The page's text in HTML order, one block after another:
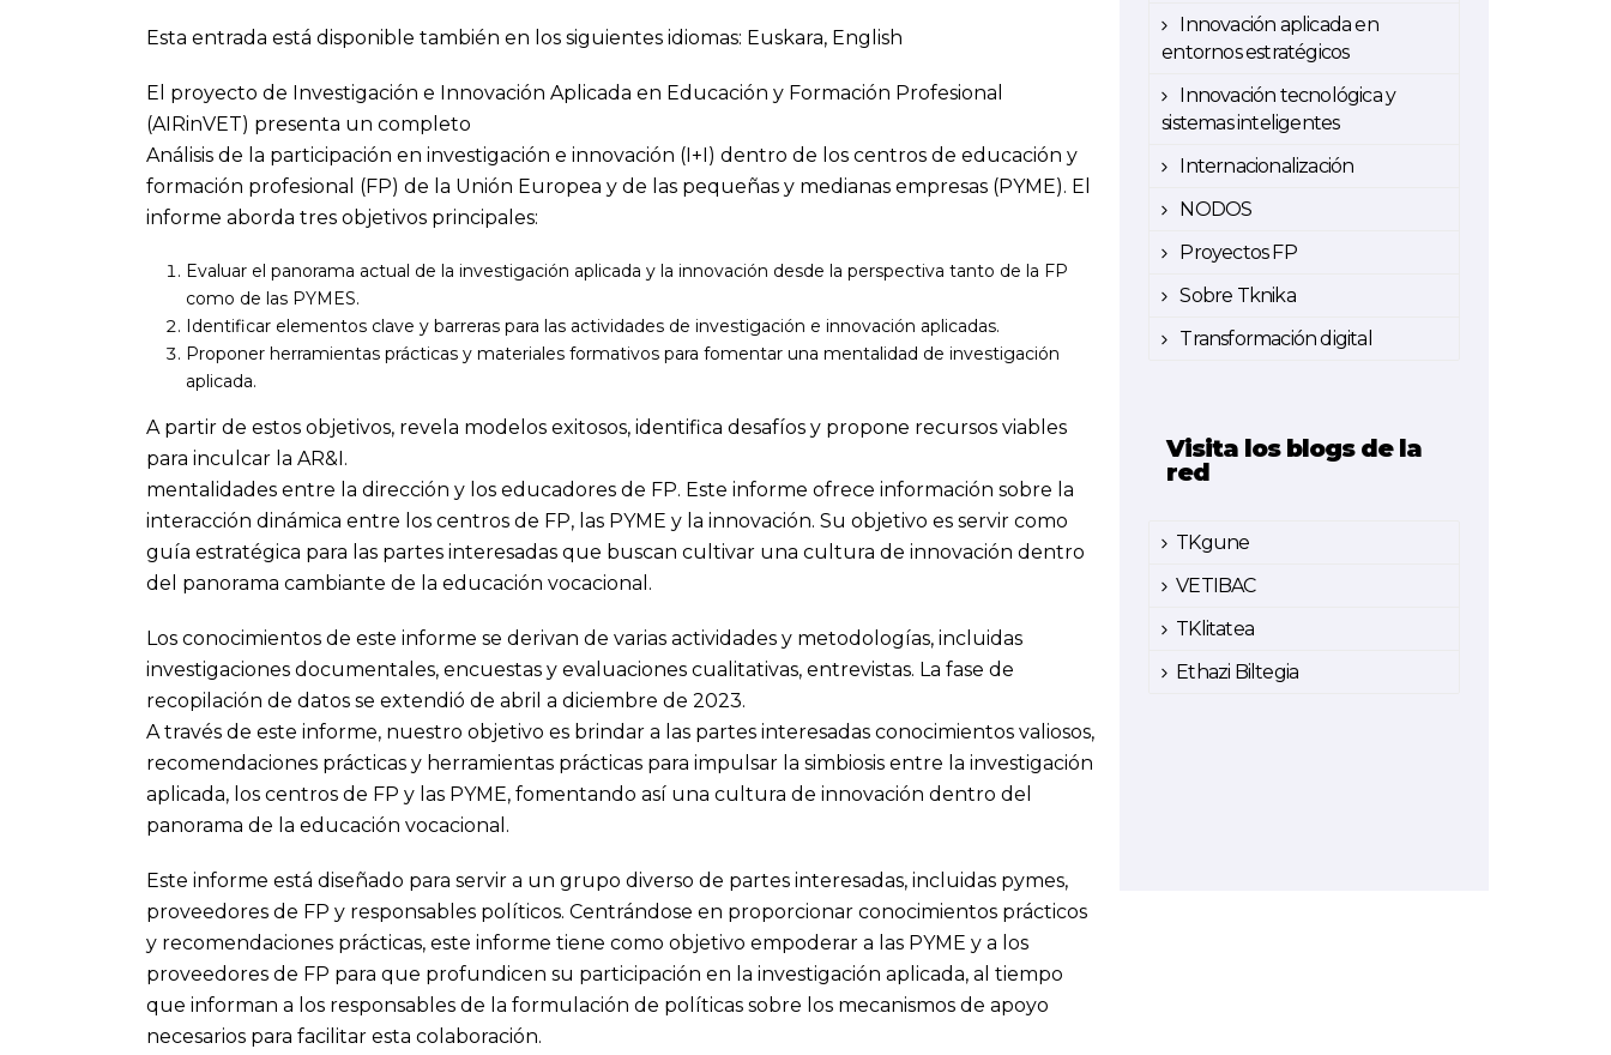
Esta entrada está disponible también en los siguientes idiomas: Euskara, English
El proyecto de Investigación e Innovación Aplicada en Educación y Formación Profesional
(AIRinVET) presenta un completo
Análisis de la participación en investigación e innovación (I+I) dentro de los centros de educación y
formación profesional (FP) de la Unión Europea y de las pequeñas y medianas empresas (PYME). El
informe aborda tres objetivos principales:
Evaluar el panorama actual de la investigación aplicada y la innovación desde la perspectiva tanto de la FP
como de las PYMES.
Identificar elementos clave y barreras para las actividades de investigación e innovación aplicadas.
Proponer herramientas prácticas y materiales formativos para fomentar una mentalidad de investigación
aplicada.
A partir de estos objetivos, revela modelos exitosos, identifica desafíos y propone recursos viables
para inculcar la AR&I.
mentalidades entre la dirección y los educadores de FP. Este informe ofrece información sobre la
interacción dinámica entre los centros de FP, las PYME y la innovación. Su objetivo es servir como
guía estratégica para las partes interesadas que buscan cultivar una cultura de innovación dentro
del panorama cambiante de la educación vocacional.
Los conocimientos de este informe se derivan de varias actividades y metodologías, incluidas
investigaciones documentales, encuestas y evaluaciones cualitativas, entrevistas. La fase de
recopilación de datos se extendió de abril a diciembre de 2023.
A través de este informe, nuestro objetivo es brindar a las partes interesadas conocimientos valiosos,
recomendaciones prácticas y herramientas prácticas para impulsar la simbiosis entre la investigación
aplicada, los centros de FP y las PYME, fomentando así una cultura de innovación dentro del
panorama de la educación vocacional.
Este informe está diseñado para servir a un grupo diverso de partes interesadas, incluidas pymes,
proveedores de FP y responsables políticos. Centrándose en proporcionar conocimientos prácticos
y recomendaciones prácticas, este informe tiene como objetivo empoderar a las PYME y a los
proveedores de FP para que profundicen su participación en la investigación aplicada, al tiempo
que informan a los responsables de la formulación de políticas sobre los mecanismos de apoyo
necesarios para facilitar esta colaboración.
Innovación aplicada en
entornos estratégicos
Innovación tecnológica y
sistemas inteligentes
Internacionalización
NODOS
Proyectos FP
Sobre Tknika
Transformación digital
Visita los blogs de la
red
TKgune
VETIBAC
TKlitatea
Ethazi Biltegia